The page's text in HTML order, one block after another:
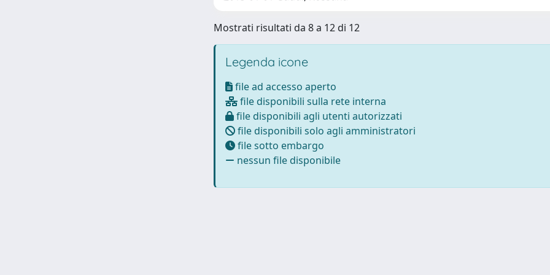
Mostrati risultati da 8 a 12 di 12
Legenda icone
file ad accesso aperto
file disponibili sulla rete interna
file disponibili agli utenti autorizzati
file disponibili solo agli amministratori
file sotto embargo
nessun file disponibile